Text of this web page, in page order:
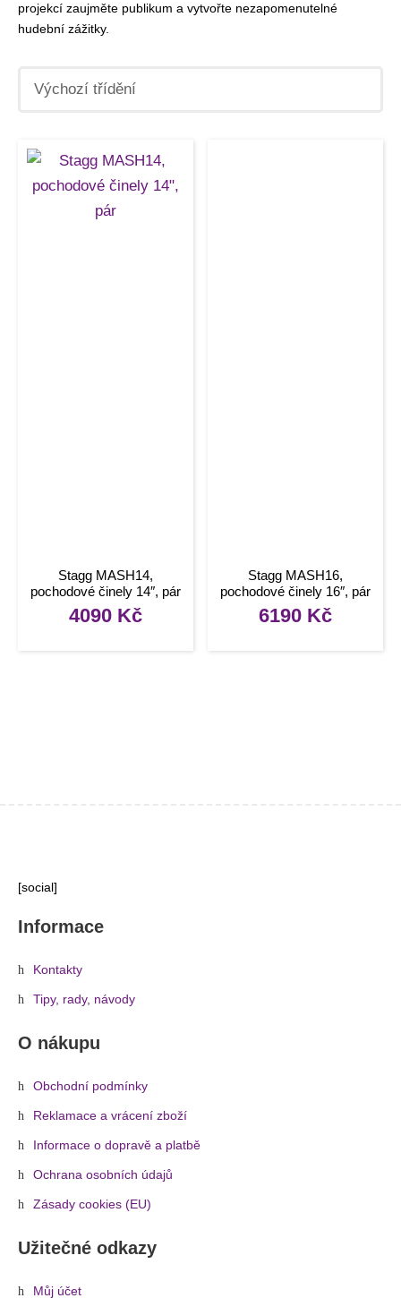
projekcí zaujměte publikum a vytvořte nezapomenutelné
hudební zážitky.
Stagg MASH14,
pochodové činely 14″, pár
4090 Kč
Stagg MASH16,
pochodové činely 16″, pár
6190 Kč
[social]
Informace
Kontakty
Tipy, rady, návody
O nákupu
Obchodní podmínky
Reklamace a vrácení zboží
Informace o dopravě a platbě
Ochrana osobních údajů
Zásady cookies (EU)
Užitečné odkazy
Můj účet